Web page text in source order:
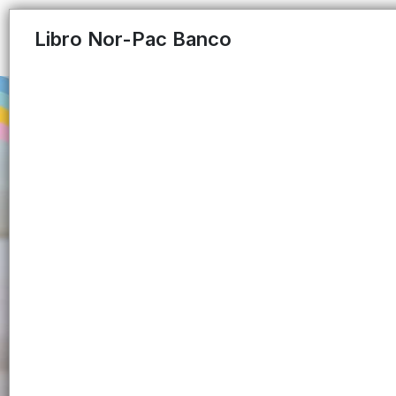
Libro Nor-Pac Banco